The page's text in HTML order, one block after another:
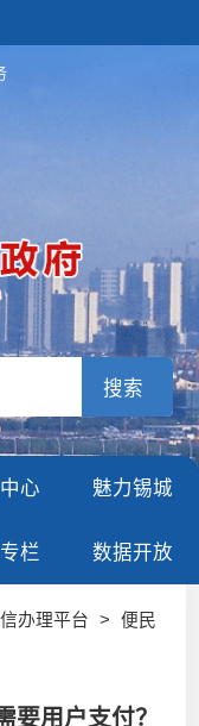
心 魅力锡城
栏 数据开放
办理平台 >
便民
要用户支付？